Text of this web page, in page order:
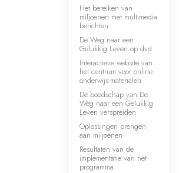
Het bereiken van
miljoenen met multimedia
berichten
De Weg naar een
Gelukkig Leven op dvd
Interactieve website van
het centrum voor online
onderwijs-materialen
De boodschap van De
Weg naar een Gelukkig
Leven verspreiden
Oplossingen brengen
aan miljoenen
Resultaten van de
implementatie van het
programma